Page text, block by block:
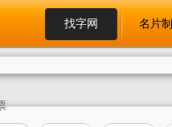
找字网 名片